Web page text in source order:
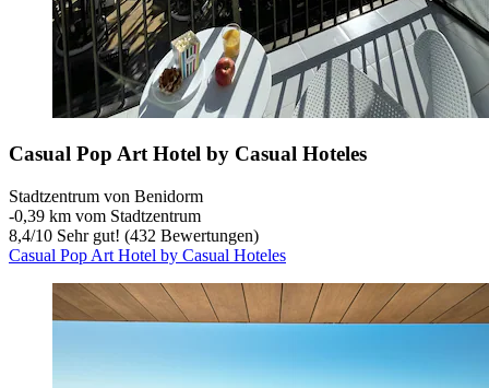
Casual Pop Art Hotel by Casual Hoteles
Stadtzentrum von Benidorm
‐0,39 km vom Stadtzentrum
8,4/10 Sehr gut! (432 Bewertungen)
Casual Pop Art Hotel by Casual Hoteles